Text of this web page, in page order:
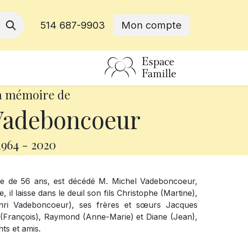
514 687-9903 Mon compte
mémoire de
- 2020
de 56 ans, est décédé M. Michel Vadeboncoeur,
il laisse dans le deuil son fils Christophe (Martine),
Vadeboncoeur), ses frères et sœurs Jacques
Raymond (Anne-Marie) et Diane (Jean),
et amis.